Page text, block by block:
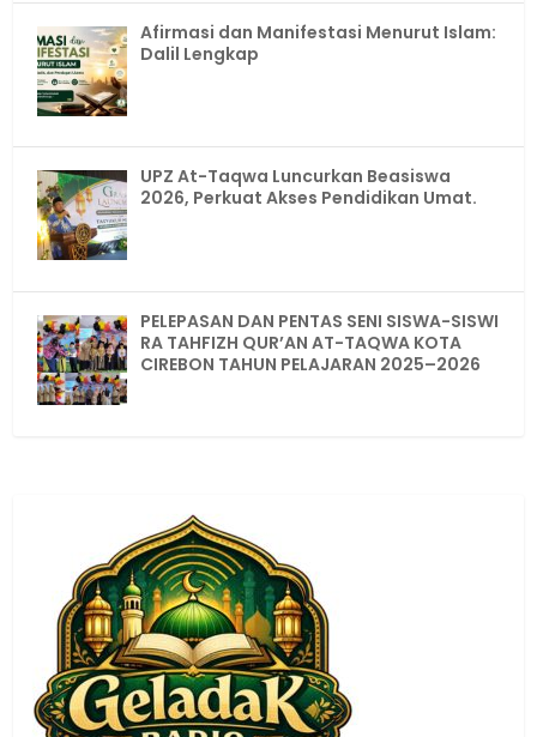
Afirmasi dan Manifestasi Menurut Islam:
Dalil Lengkap
UPZ At-Taqwa Luncurkan Beasiswa
2026, Perkuat Akses Pendidikan Umat.
PELEPASAN DAN PENTAS SENI SISWA-SISWI
RA TAHFIZH QUR’AN AT-TAQWA KOTA
CIREBON TAHUN PELAJARAN 2025–2026